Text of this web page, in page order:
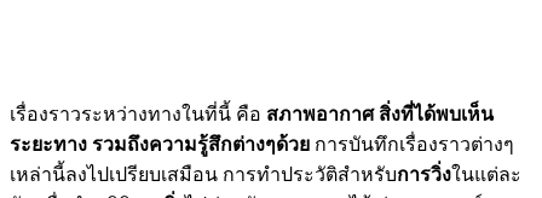
เรื่องราวระหว่างทางในที่นี้ คือ สภาพอากาศ สิ่งที่ได้พบเห็น
ระยะทาง รวมถึงความรู้สึกต่างๆด้วย การบันทึกเรื่องราวต่างๆ
เหล่านี้ลงไปเปรียบเสมือน การทำประวัติสำหรับการวิ่งในแต่ละ